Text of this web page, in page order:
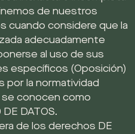
de nuestros
cuando considere que la
adecuadamente
al uso de sus
específicos (Oposición)
por la normatividad
conocen como
DATOS.
de los derechos DE